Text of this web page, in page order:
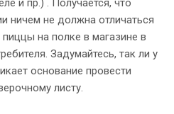
и пр.) . Получается, что
ничем не должна отличаться
на полке в магазине в
Задумайтесь, так ли у
основание провести
листу.